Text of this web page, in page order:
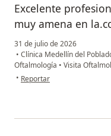
Excelente
muy amena en
31 de julio de 2026
• Clínica Medellín del
Oftalmología • Visita
• en opinión del usuario
Reportar